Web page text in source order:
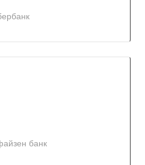
банк